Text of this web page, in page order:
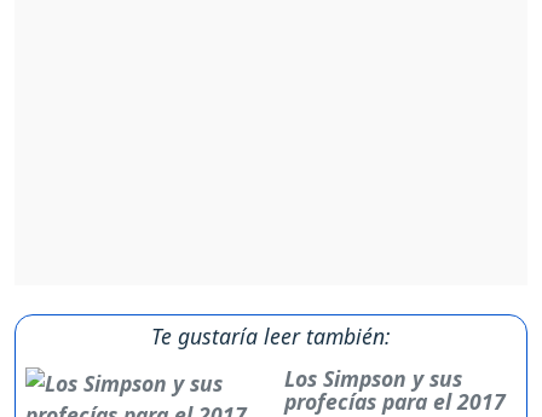
Te gustaría leer también:
Los Simpson y sus
profecías para el 2017